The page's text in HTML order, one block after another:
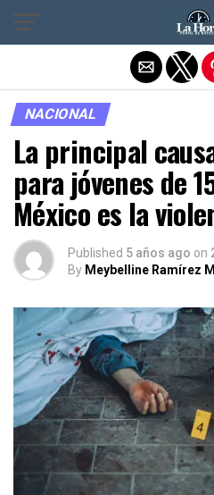
NACIONAL
La principal
para jóvenes de
México es la
Published 5 años ago on
By Meybelline Ramírez
Salir de la